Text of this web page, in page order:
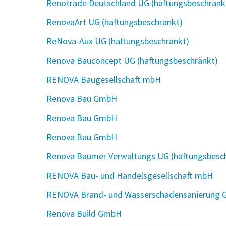
Renotrade Deutschland UG
RenovaArt UG (haftungsbeschränkt)
ReNova-Aux UG (haftungsbeschränkt)
Renova Bauconcept UG (haftungsbeschränkt)
RENOVA Baugesellschaft mbH
Renova Bau GmbH
Renova Bau GmbH
Renova Bau GmbH
Renova Baumer Verwaltungs UG
RENOVA Bau- und Handelsgesellschaft mbH
RENOVA Brand- und Wasserschadensanierung
Renova Build GmbH